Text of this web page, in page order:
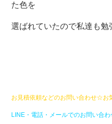
た色を
選ばれていたので私達も
お見積依頼などのお問い合わせ☆お
LINE・電話・メールでのお問い合わ